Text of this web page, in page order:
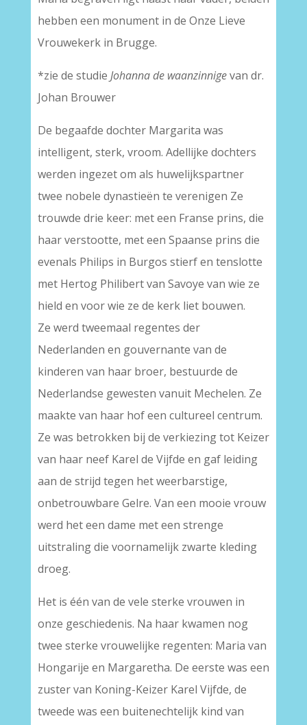
hebben een monument in de Onze Lieve
Vrouwekerk in Brugge.
*zie de studie Johanna de waanzinnigevan dr.
Johan Brouwer
De begaafde dochter Margarita was
intelligent, sterk, vroom. Adellijke dochters
werden ingezet om als huwelijkspartner
twee nobele dynastieën te verenigen Ze
trouwde drie keer: met een Franse prins, die
haar verstootte, met een Spaanse prins die
evenals Philips in Burgos stierf en tenslotte
met Hertog Philibert van Savoye van wie ze
hield en voor wie ze de kerk liet bouwen.
Ze werd tweemaal regentes der
Nederlanden en gouvernante van de
kinderen van haar broer, bestuurde de
Nederlandse gewesten vanuit Mechelen. Ze
maakte van haar hof een cultureel centrum.
Ze was betrokken bij de verkiezing tot Keizer
van haar neef Karel de Vijfde en gaf leiding
aan de strijd tegen het weerbarstige,
onbetrouwbare Gelre. Van een mooie vrouw
werd het een dame met een strenge
uitstraling die voornamelijk zwarte kleding
droeg.
Het is één van de vele sterke vrouwen in
onze geschiedenis. Na haar kwamen nog
twee sterke vrouwelijke regenten: Maria van
Hongarije en Margaretha. De eerste was een
zuster van Koning-Keizer Karel Vijfde, de
tweede was een buitenechtelijk kind van